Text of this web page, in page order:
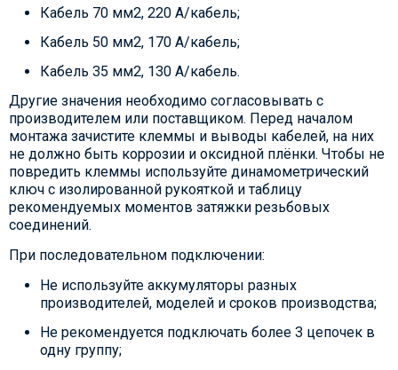
Кабель 70 мм2, 220 А/кабель;
Кабель 50 мм2, 170 А/кабель;
Кабель 35 мм2, 130 А/кабель.
Другие значения необходимо согласовывать с
производителем или поставщиком. Перед началом
монтажа зачистите клеммы и выводы кабелей, на них
не должно быть коррозии и оксидной плёнки. Чтобы не
повредить клеммы используйте динамометрический
ключ с изолированной рукояткой и таблицу
рекомендуемых моментов затяжки резьбовых
соединений.
При последовательном подключении:
Не используйте аккумуляторы разных
производителей, моделей и сроков производства;
Не рекомендуется подключать более 3 цепочек в
одну группу;